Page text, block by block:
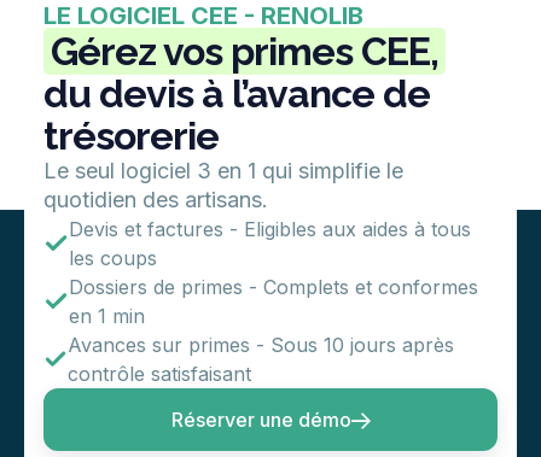
LE LOGICIEL CEE - RENOLIB
Gérez vos primes CEE,
du devis à l’avance de
trésorerie
Le seul logiciel 3 en 1 qui simplifie le
quotidien des artisans.
Devis et factures - Eligibles aux aides à tous
les coups
Dossiers de primes - Complets et conformes
en 1 min
Avances sur primes - Sous 10 jours après
contrôle satisfaisant
Réserver une démo